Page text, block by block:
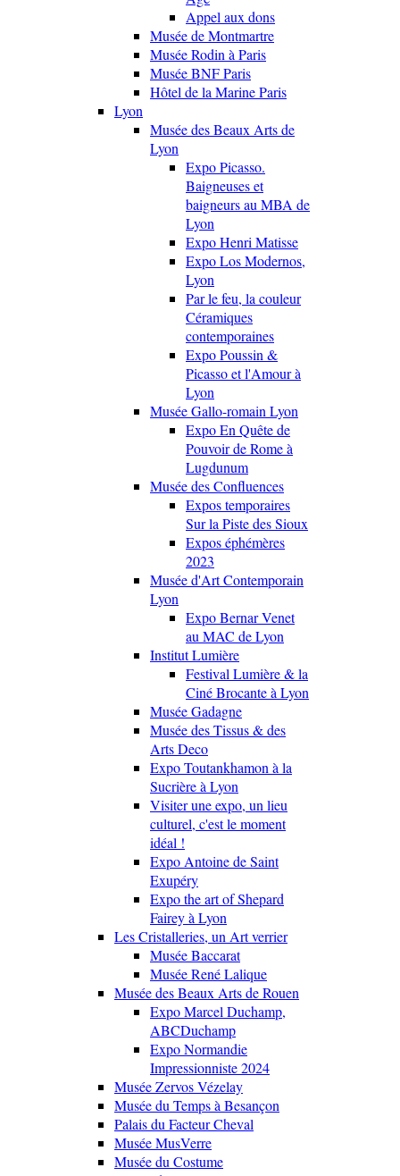
Appel aux dons
Musée de Montmartre
Musée Rodin à Paris
Musée BNF Paris
Hôtel de la Marine Paris
Lyon
Musée des Beaux Arts de
Lyon
Expo Picasso.
Baigneuses et
baigneurs au MBA de
Lyon
Expo Henri Matisse
Expo Los Modernos,
Lyon
Par le feu, la couleur
Céramiques
contemporaines
Expo Poussin &
Picasso et l'Amour à
Lyon
Musée Gallo-romain Lyon
Expo En Quête de
Pouvoir de Rome à
Lugdunum
Musée des Confluences
Expos temporaires
Sur la Piste des Sioux
Expos éphémères
2023
Musée d'Art Contemporain
Lyon
Expo Bernar Venet
au MAC de Lyon
Institut Lumière
Festival Lumière & la
Ciné Brocante à Lyon
Musée Gadagne
Musée des Tissus & des
Arts Deco
Expo Toutankhamon à la
Sucrière à Lyon
Visiter une expo, un lieu
culturel, c'est le moment
idéal !
Expo Antoine de Saint
Exupéry
Expo the art of Shepard
Fairey à Lyon
Les Cristalleries, un Art verrier
Musée Baccarat
Musée René Lalique
Musée des Beaux Arts de Rouen
Expo Marcel Duchamp,
ABCDuchamp
Expo Normandie
Impressionniste 2024
Musée Zervos Vézelay
Musée du Temps à Besançon
Palais du Facteur Cheval
Musée MusVerre
Musée du Costume